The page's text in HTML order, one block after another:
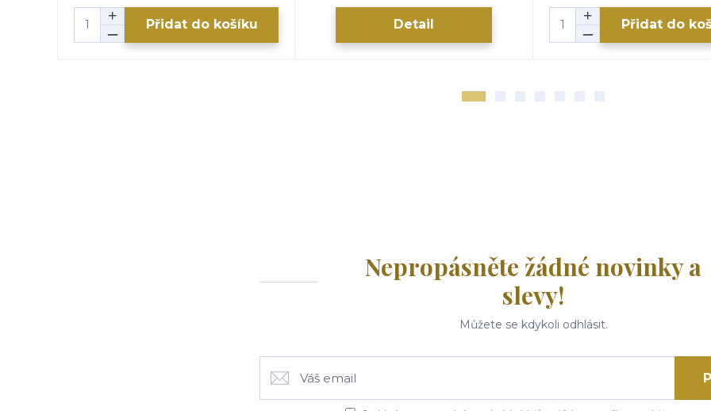
Přidat do košíku Detail Přidat do
Nepropásněte žádné novinky a
slevy!
Můžete se kdykoli odhlásit.